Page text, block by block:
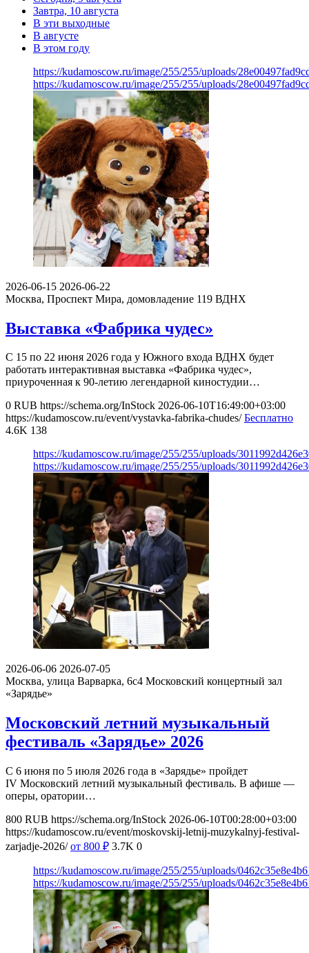
Завтра, 10 августа
В эти выходные
В августе
В этом году
https://kudamoscow.ru/image/255/255/uploads/
https://kudamoscow.ru/image/255/255/uploads/
2026-06-15 2026-06-22
Москва, Проспект Мира, домовладение 119 ВДНХ
Выставка «Фабрика чудес»
С 15 по 22 июня 2026 года у Южного входа ВДНХ будет
работать интерактивная выставка «Фабрика чудес»,
приуроченная к 90-летию легендарной киностудии…
0 RUB https://schema.org/InStock 2026-06-10T16:49:00+03:00
https://kudamoscow.ru/event/vystavka-fabrika-chudes/ Бесплатно
4.6K 138
https://kudamoscow.ru/image/255/255/uploads/
https://kudamoscow.ru/image/255/255/uploads/
2026-06-06 2026-07-05
Москва, улица Варварка, 6с4 Московский концертный зал
«Зарядье»
Московский летний музыкальный
фестиваль «Зарядье» 2026
С 6 июня по 5 июля 2026 года в «Зарядье» пройдет
IV Московский летний музыкальный фестиваль. В афише —
оперы, оратории…
800 RUB https://schema.org/InStock 2026-06-10T00:28:00+03:00
https://kudamoscow.ru/event/moskovskij-letnij-muzykalnyj-festival-
zarjadje-2026/ от 800 ₽ 3.7K 0
https://kudamoscow.ru/image/255/255/uploads/
https://kudamoscow.ru/image/255/255/uploads/